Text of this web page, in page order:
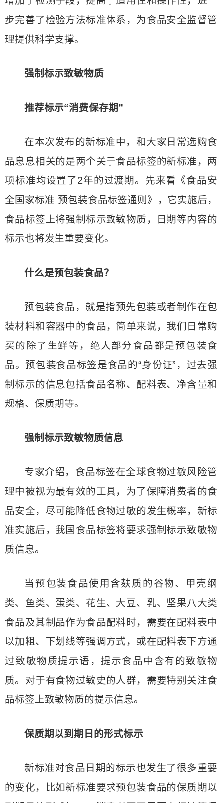
步完善了检验方法标准体系，为食品安全监督管
理提供科学支撑。
强制标示致敏物质
推荐标示“消费保存期”
在本次发布的新标准中，和大家日常选购食
品息息相关的是两个关于食品标签的新标准，两
项标准均设置了2年的过渡期。先来看《食品安
全国家标准 预包装食品标签通则》，它实施后，
食品标签上将强制标示致敏物质，日期等内容的
标示也将发生重要变化。
什么是预包装食品？
预包装食品，就是指预先包装或者制作在包
装材料和容器中的食品，简单来说，我们日常购
买的除了生鲜等，绝大部分食品都是预包装食
品。预包装食品标签是食品的“身份证”，过去强
制标示的信息包括食品名称、配料表、净含量和
规格、保质期等。
强制标示致敏物质信息
专家介绍，食品标签在全球食物过敏风险管
理中被视为最有效的工具，为了保障消费者的食
品安全，尽可能降低食物过敏的发生概率，新标
准实施后，我国食品标签将要求强制标示致敏物
质信息。
当预包装食品使用含麸质的谷物、甲壳纲
类、鱼类、蛋类、花生、大豆、乳、坚果八大类
食品及其制品作为食品配料时，需要在配料表中
以加粗、下划线等强调方式，或在配料表下方通
过致敏物质提示语，提示食品中含有的致敏物
质。对于有食物过敏史的人群，需要特别关注食
品标签上致敏物质的提示信息。
保质期以到期日的形式标示
新标准对食品日期的标示也发生了很多重要
的变化，比如新标准要求预包装食品的保质期以